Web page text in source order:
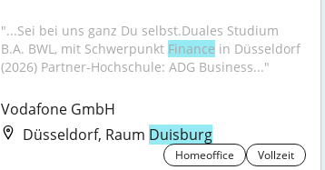
"...Sei bei uns ganz Du selbst.Duales Studium
B.A. BWL, mit Schwerpunkt Finance in Düsseldorf
(2026) Partner-Hochschule: ADG Business..."
Vodafone GmbH
Düsseldorf, Raum Duisburg
Homeoffice Vollzeit